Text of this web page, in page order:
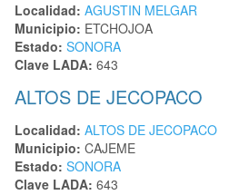
Localidad: AGUSTIN MELGAR
Municipio: ETCHOJOA
Estado: SONORA
Clave LADA: 643
ALTOS DE JECOPACO
Localidad: ALTOS DE JECOPACO
Municipio: CAJEME
Estado: SONORA
Clave LADA: 643